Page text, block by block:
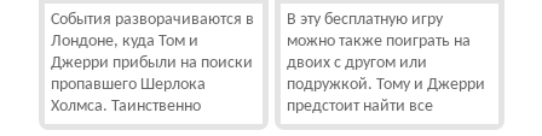
События разворачиваются в
Лондоне, куда Том и
Джерри прибыли на поиски
пропавшего Шерлока
Холмса. Таинственно
В эту бесплатную игру
можно также поиграть на
двоих с другом или
подружкой. Тому и Джерри
предстоит найти все